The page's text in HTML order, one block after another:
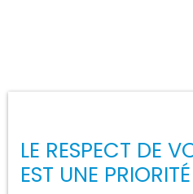
LE RESPECT DE
EST UNE